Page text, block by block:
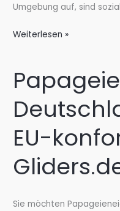
Umgebung auf, sind
Papagei
–
konform
bei
Sugar-
Weiterlesen »
EU-
Sie möchten